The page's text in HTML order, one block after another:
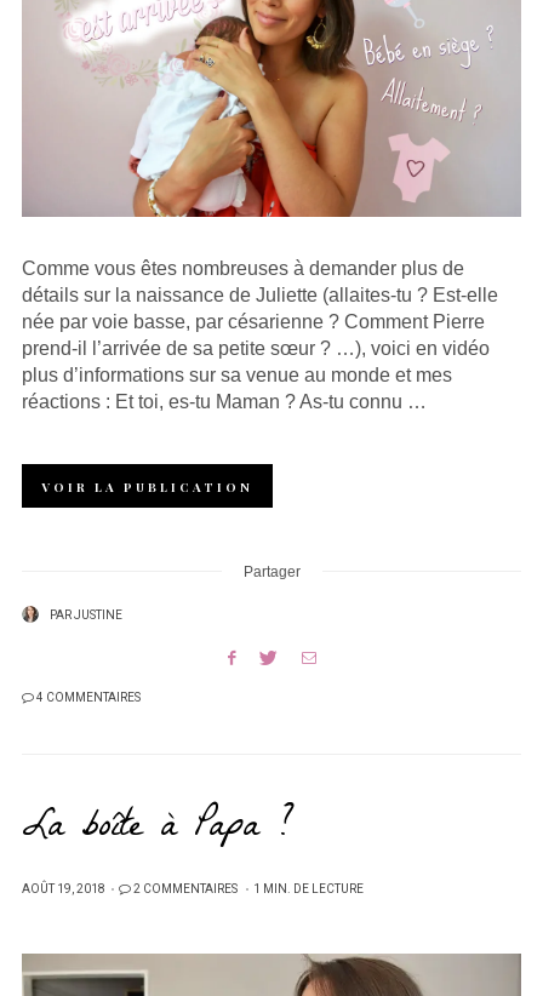
Comme vous êtes nombreuses à demander plus de
détails sur la naissance de Juliette (allaites-tu ? Est-elle
née par voie basse, par césarienne ? Comment Pierre
prend-il l’arrivée de sa petite sœur ? …), voici en vidéo
plus d’informations sur sa venue au monde et mes
réactions : Et toi, es-tu Maman ? As-tu connu …
VOIR LA PUBLICATION
Partager
PARJUSTINE
4 COMMENTAIRES
La boîte à Papa ?
PUBLIÉ
AOÛT 19, 2018 2 COMMENTAIRES 1 MIN. DE LECTURE